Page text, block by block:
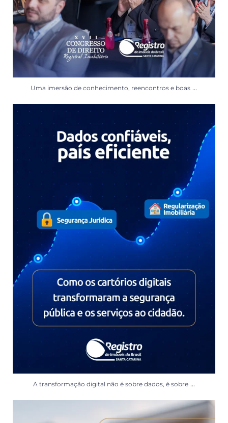
Uma imersão de conhecimento, reencontros e boas ...
A transformação digital não é sobre dados, é sobre
8 0
A transformação digital não é sobre dados, é sobre ...
O presidente do RIB-SC, Dr. Eduardo Arruda...